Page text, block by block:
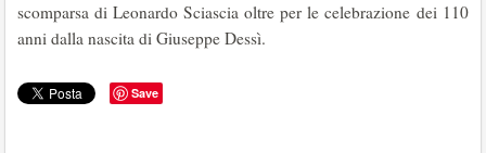
scomparsa di Leonardo Sciascia oltre per le celebrazione dei 110
anni dalla nascita di Giuseppe Dessì.
Save